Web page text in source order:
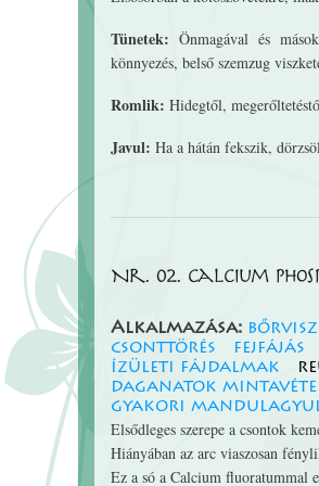
Tünetek: Önmagával és
könnyezés, belső szemzug
Romlik: Hidegtől,
Javul: Ha a hátán fekszik,
Nr. 02. Calcium
Alkalmazása:
csonttörés
fejfájás
ízületi fájdalmak
daganatok
gyakori
Elsődleges szerepe a csontok
Hiányában az arc viaszosan
Ez a só a Calcium fluoratummal